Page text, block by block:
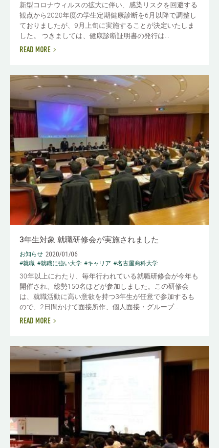
新型コロナウィルスの拡大に伴い、感染リスクを回避する
観点から2020年度の学生定期健康診断を6月以降で調整し
ておりましたが、9月上旬に実施することが決定いたしま
した。 つきましては、健康診断証明書の発行は...
READ MORE
3年生対象 就職研修会が実施されました
お知らせ 2020/01/06
#就職 #就職に強い大学 #キャリア #名古屋商科大学
30年以上にわたり、毎年行われている就職研修会が今年も
開催され、総勢150名ほどが参加しました。この研修会
は、就職活動に高い意欲を持つ3年生が任意で参加するも
ので、2日間かけて面接所作、個人面接・グループ...
READ MORE